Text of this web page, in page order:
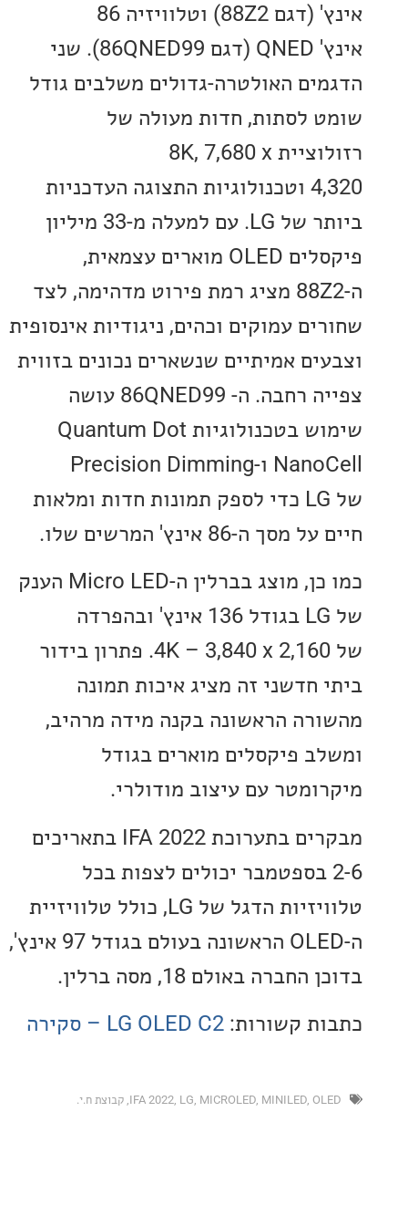
אינץ' (דגם 88Z2) וטלוויזיה 86
אינץ' QNED (דגם 86QNED99). שני
האולטרה-גדולים משלבים גודל
לסתות, חדות מעולה של
רזולוציית 8K, 7,680 x
4,320 וטכנולוגיות התצוגה העדכניות
ביותר של LG. עם למעלה מ-33 מיליון
פיקסלים OLED מוארים עצמאית,
ה-88Z2 מציג רמת פירוט מדהימה, לצד
עמוקים וכהים, ניגודיות אינסופית
אמיתיים שנשארים נכונים בזווית
צפייה רחבה. ה- 86QNED99 עושה
שימוש בטכנולוגיות Quantum Dot
NanoCell ו-Precision Dimming
של LG כדי לספק תמונות חדות ומלאות
ה-86 אינץ' המרשים שלו.
כמו כן, מוצג בברלין ה-Micro LED הענק
של LG בגודל 136 אינץ' ובהפרדה
של 4K – 3,840 x 2,160. פתרון בידור
חדשני זה מציג איכות תמונה
הראשונה בקנה מידה מרהיב,
פיקסלים מוארים בגודל
עם עיצוב מודולרי.
מבקרים בתערוכת IFA 2022 בתאריכים
6 בספטמבר יכולים לצפות בכל
טלוויזיות הדגל של LG, כולל טלוויזיית
ה-OLED הראשונה בעולם בגודל 97 אינץ',
באולם 18, מסה ברלין.
קשורות: LG OLED C2 – סקירה
IFA 2022 LG,MICROLED, MINILED
,קבוצת ח.י.